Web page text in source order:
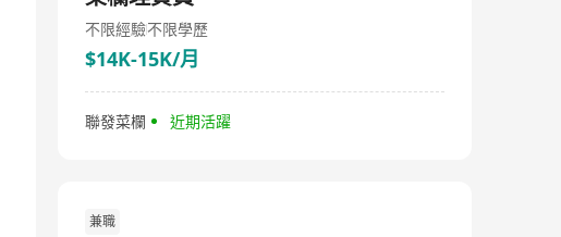
不限經驗不限學歷
$14K-15K/月
聯發菜欄 近期活躍
兼職